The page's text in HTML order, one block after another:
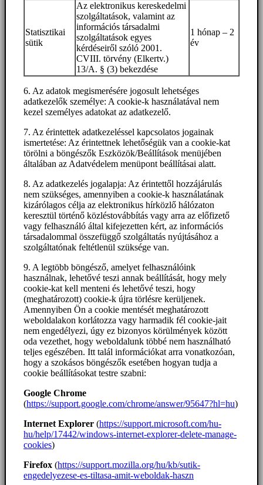
Statisztikai
sütik
Az elektronikus kereskedelmi
szolgáltatások, valamint az
információs társadalmi
szolgáltatások egyes
kérdéseiről szóló 2001.
CVIII. törvény (Elkertv.)
13/A. § (3) bekezdése
1 hónap – 2
év
6. Az adatok megismerésére jogosult lehetséges
adatkezelők személye: A cookie-k használatával nem
kezel személyes adatokat az adatkezelő.
7. Az érintettek adatkezeléssel kapcsolatos jogainak
ismertetése: Az érintettnek lehetőségük van a cookie-kat
törölni a böngészők Eszközök/Beállítások menüjében
általában az Adatvédelem menüpont beállításai alatt.
8. Az adatkezelés jogalapja: Az érintettől hozzájárulás
nem szükséges, amennyiben a cookie-k használatának
kizárólagos célja az elektronikus hírközlő hálózaton
keresztül történő közléstovábbítás vagy arra az előfizető
vagy felhasználó által kifejezetten kért, az információs
társadalommal összefüggő szolgáltatás nyújtásához a
szolgáltatónak feltétlenül szüksége van.
9. A legtöbb böngésző, amelyet felhasználóink
használnak, lehetővé teszi annak beállítását, hogy mely
cookie-kat kell menteni és lehetővé teszi, hogy
(meghatározott) cookie-k újra törlésre kerüljenek.
Amennyiben Ön a cookie mentését meghatározott
weboldalakon korlátozza vagy harmadik fél cookie-jait
nem engedélyezi, úgy ez bizonyos körülmények között
oda vezethet, hogy weboldalunk többé nem használható
teljes egészében. Itt talál információkat arra vonatkozóan,
hogy a szokásos böngészők esetében hogyan tudja a
cookie beállításokat testre szabni:
Google Chrome
(https://support.google.com/chrome/answer/95647?hl=hu)
Internet Explorer (https://support.microsoft.com/hu-
hu/help/17442/windows-internet-explorer-delete-manage-
cookies)
Firefox (https://support.mozilla.org/hu/kb/sutik-
engedelyezese-es-tiltasa-amit-weboldak-haszn